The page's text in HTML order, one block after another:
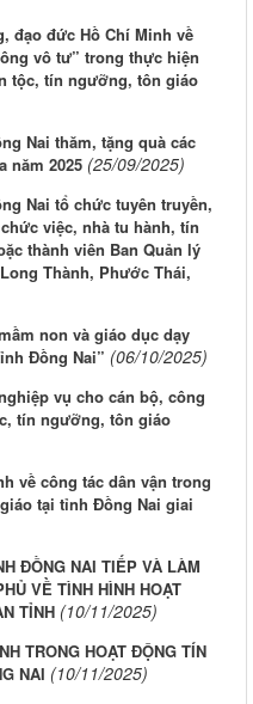
đạo đức Hồ Chí Minh về
vô tư” trong thực hiện
tộc, tín ngưỡng, tôn giáo
Nai thăm, tặng quà các
năm 2025 (25/09/2025)
Nai tổ chức tuyên truyền,
việc, nhà tu hành, tín
thành viên Ban Quản lý
Thành, Phước Thái,
non và giáo dục dạy
Đồng Nai” (06/10/2025)
vụ cho cán bộ, công
tín ngưỡng, tôn giáo
về công tác dân vận trong
tại tỉnh Đồng Nai giai
ĐỒNG NAI TIẾP VÀ LÀM
VỀ TÌNH HÌNH HOẠT
TỈNH (10/11/2025)
TRONG HOẠT ĐỘNG TÍN
NAI (10/11/2025)